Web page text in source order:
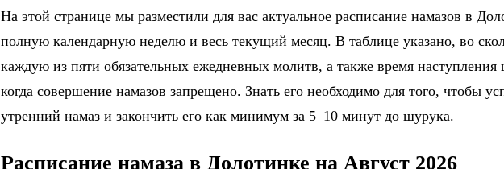
На этой странице мы разместили для вас актуальное расписание намазов в
полную календарную неделю и весь текущий месяц. В таблице указано, во
каждую из пяти обязательных ежедневных молитв, а также время
когда совершение намазов запрещено. Знать его необходимо для того, чтобы
утренний намаз и закончить его как минимум за 5–10 минут до шурука.
Расписание намаза в Долотинке на Август 2026